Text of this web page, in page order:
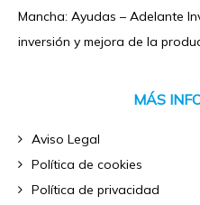
Mancha: Ayudas – Adelante
inversión y mejora de la
MÁS
Aviso Legal
Política de cookies
Política de privacidad